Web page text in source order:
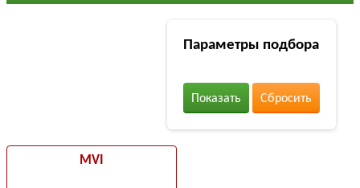
Параметры подбора
Показать Сбросить
MVI